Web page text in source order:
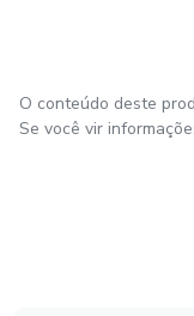
O conteúdo deste
Se você vir